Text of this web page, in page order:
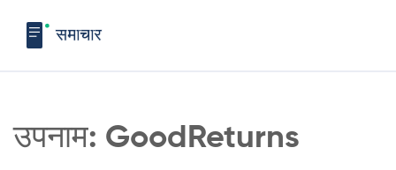
उपनाम: GoodReturns